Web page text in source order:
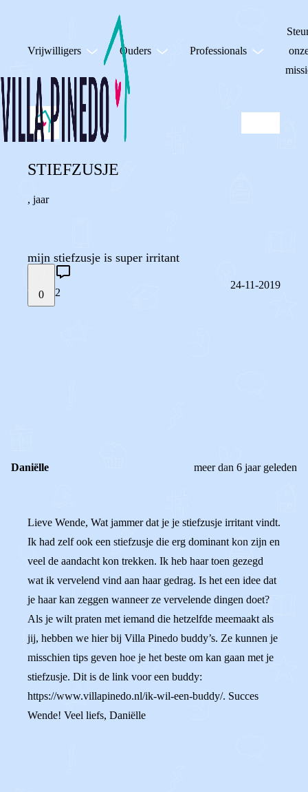
Vrijwilligers Ouders Professionals
STIEFZUSJE
, jaar
mijn stiefzusje is super irritant
0 2
24-11-2019
Daniëlle meer dan 6 jaar geleden
Lieve Wende, Wat jammer dat je je stiefzusje irritant vindt.
Ik had zelf ook een stiefzusje die erg dominant kon zijn en
veel de aandacht kon trekken. Ik heb haar toen gezegd
wat ik vervelend vind aan haar gedrag. Is het een idee dat
je haar kan zeggen wanneer ze vervelende dingen doet?
Als je wilt praten met iemand die hetzelfde meemaakt als
jij, hebben we hier bij Villa Pinedo buddy’s. Ze kunnen je
misschien tips geven hoe je het beste om kan gaan met je
stiefzusje. Dit is de link voor een buddy:
https://www.villapinedo.nl/ik-wil-een-buddy/. Succes
Wende! Veel liefs, Daniëlle